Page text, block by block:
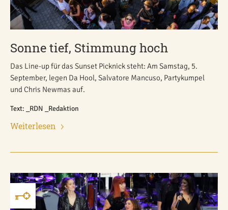
Sonne tief, Stimmung hoch
Das Line-up für das Sunset Picknick steht: Am Samstag, 5.
September, legen Da Hool, Salvatore Mancuso, Partykumpel
und Chris Newmas auf.
Text: _RDN _Redaktion
Weiterlesen